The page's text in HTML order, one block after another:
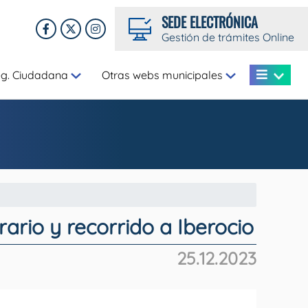
SEDE ELECTRÓNICA
Gestión de trámites Online
Ciudadana Otras webs municipales
y recorrido a Iberocio
25.12.2023